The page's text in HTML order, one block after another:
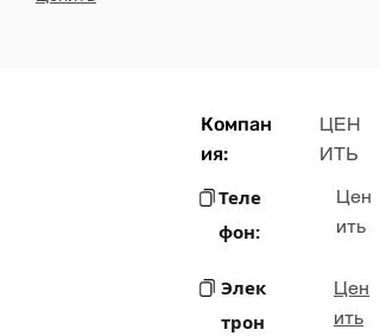
Компан
ия:
ЦЕН
ИТЬ
Теле
фон:
Цен
ить
Элек
трон
Цен
ить